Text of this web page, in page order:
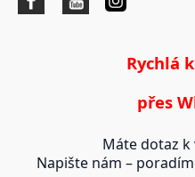
Rychlá
přes
Máte dotaz k
Napište nám –